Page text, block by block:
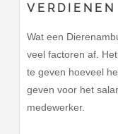
Wat een
veel factoren af.
te geven hoeveel
geven voor het
medewerker.